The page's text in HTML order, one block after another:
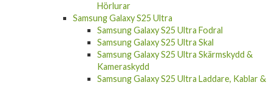
Hörlurar
Samsung Galaxy S25 Ultra
Samsung Galaxy S25 Ultra Fodral
Samsung Galaxy S25 Ultra Skal
Samsung Galaxy S25 Ultra Skärmskydd &
Kameraskydd
Samsung Galaxy S25 Ultra Laddare, Kablar &